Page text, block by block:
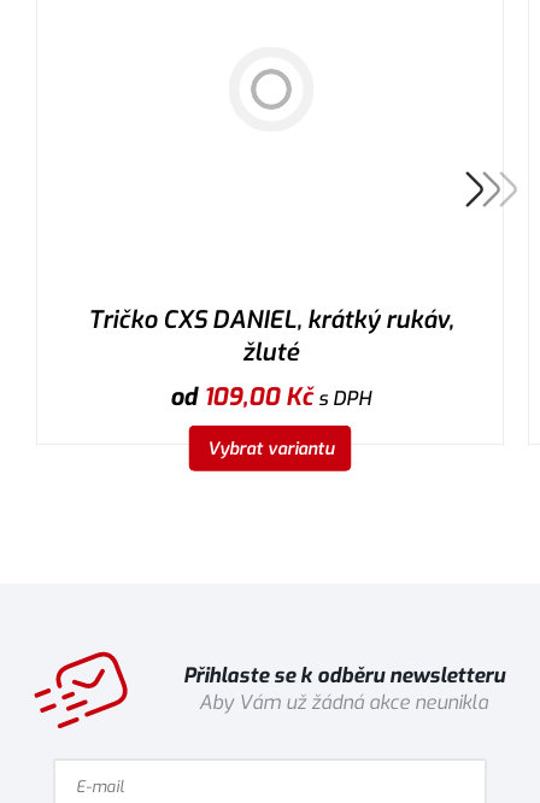
Tričko CXS DANIEL, krátký rukáv,
žluté
od 109,00Kčs DPH
Vybrat variantu
Přihlaste se k odběru newsletteru
Aby Vám už žádná akce neunikla